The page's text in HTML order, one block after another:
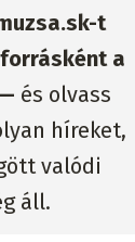
t
a
és olvass
híreket,
valódi
áll.